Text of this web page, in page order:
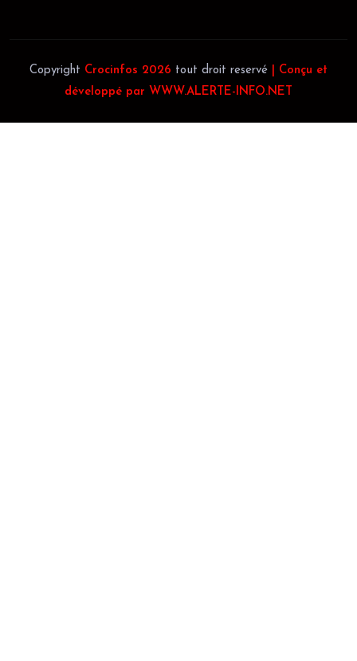
Copyright Crocinfos 2026 tout droit reservé
| Conçu et
développé par WWW.ALERTE-INFO.NET